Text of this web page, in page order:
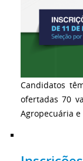
Candidatos
ofertadas 70
Agropecuária